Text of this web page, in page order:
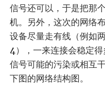
信号还可以，于是把那
机。另外，这次的网络
设备尽量走有线（例如
4），一来连接会稳定
信号可能的污染或相互
下图的网络结构图。